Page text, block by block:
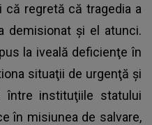
regretă că tragedia a
demisionat și el atunci.
la iveală deficienţe în
situaţii de urgenţă şi
între instituţiile statului
în misiunea de salvare,